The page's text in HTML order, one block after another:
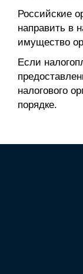
Российские
направить в
имущество
Если
налогового
порядке.